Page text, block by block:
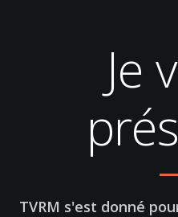
Je
TVRM s'est donné